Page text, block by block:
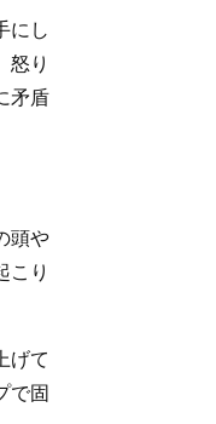
にし
怒り
矛盾
頭や
こり
げて
で固